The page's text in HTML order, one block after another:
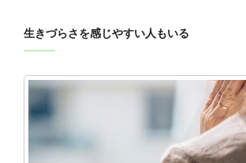
生きづらさを感じやすい人もいる